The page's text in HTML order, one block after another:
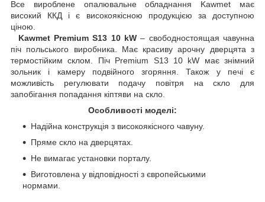
Все вироблене опалювальне обладнання Kawmet має
високий ККД і є високоякісною продукцією за доступною
ціною.
Kawmet Premium S13 10 kW – свободностоящая чавунна
піч польського виробника. Має красиву арочну дверцята з
термостійким склом. Піч Premium S13 10 kW має знімний
зольник і камеру подвійного згоряння. Також у печі є
можливість регулювати подачу повітря на скло для
запобігання попадання кіптяви на скло.
Особливості моделі:
Надійна конструкція з високоякісного чавуну.
Пряме скло на дверцятах.
Не вимагає установки порталу.
Виготовлена у відповідності з європейськими
нормами.